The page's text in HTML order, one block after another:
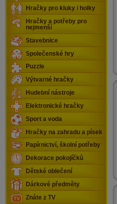
Hračky pro kluky i holky
Hračky a potřeby pro
nejmenší
Stavebnice
Společenské hry
Puzzle
Výtvarné hračky
Hudební nástroje
Elektronické hračky
Sport a voda
Hračky na zahradu a písek
Papírnictví, školní potřeby
Dekorace pokojíčků
Dětské oblečení
Dárkové předměty
Znáte z TV